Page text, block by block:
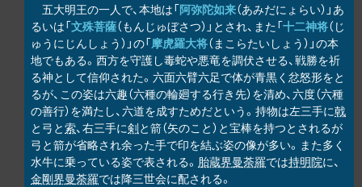
五大明王の一人で、本地は「阿弥陀如来（あみだにょらい）」あ
るいは「文殊菩薩（もんじゅぼさつ）」とされ、また「十二神将（じ
ゅうにじんしょう）」の「摩虎羅大将（まこらたいしょう）」の本
地でもある。西方を守護し毒蛇や悪竜を調伏させる、戦勝を祈
る神として信仰された。六面六臂六足で体が青黒く忿怒形をと
るが、この姿は六趣（六種の輪廻する行き先）を清め、六度（六種
の善行）を満たし、六道を成すためだという。持物は左三手に戟
と弓と索、右三手に剣と箭（矢のこと）と宝棒を持つとされるが
弓と箭が省略され余った手で印を結ぶ姿の像が多い。また多く
水牛に乗っている姿で表される。 胎蔵界曼荼羅では持明院に、
金剛界曼荼羅では降三世会に配される。